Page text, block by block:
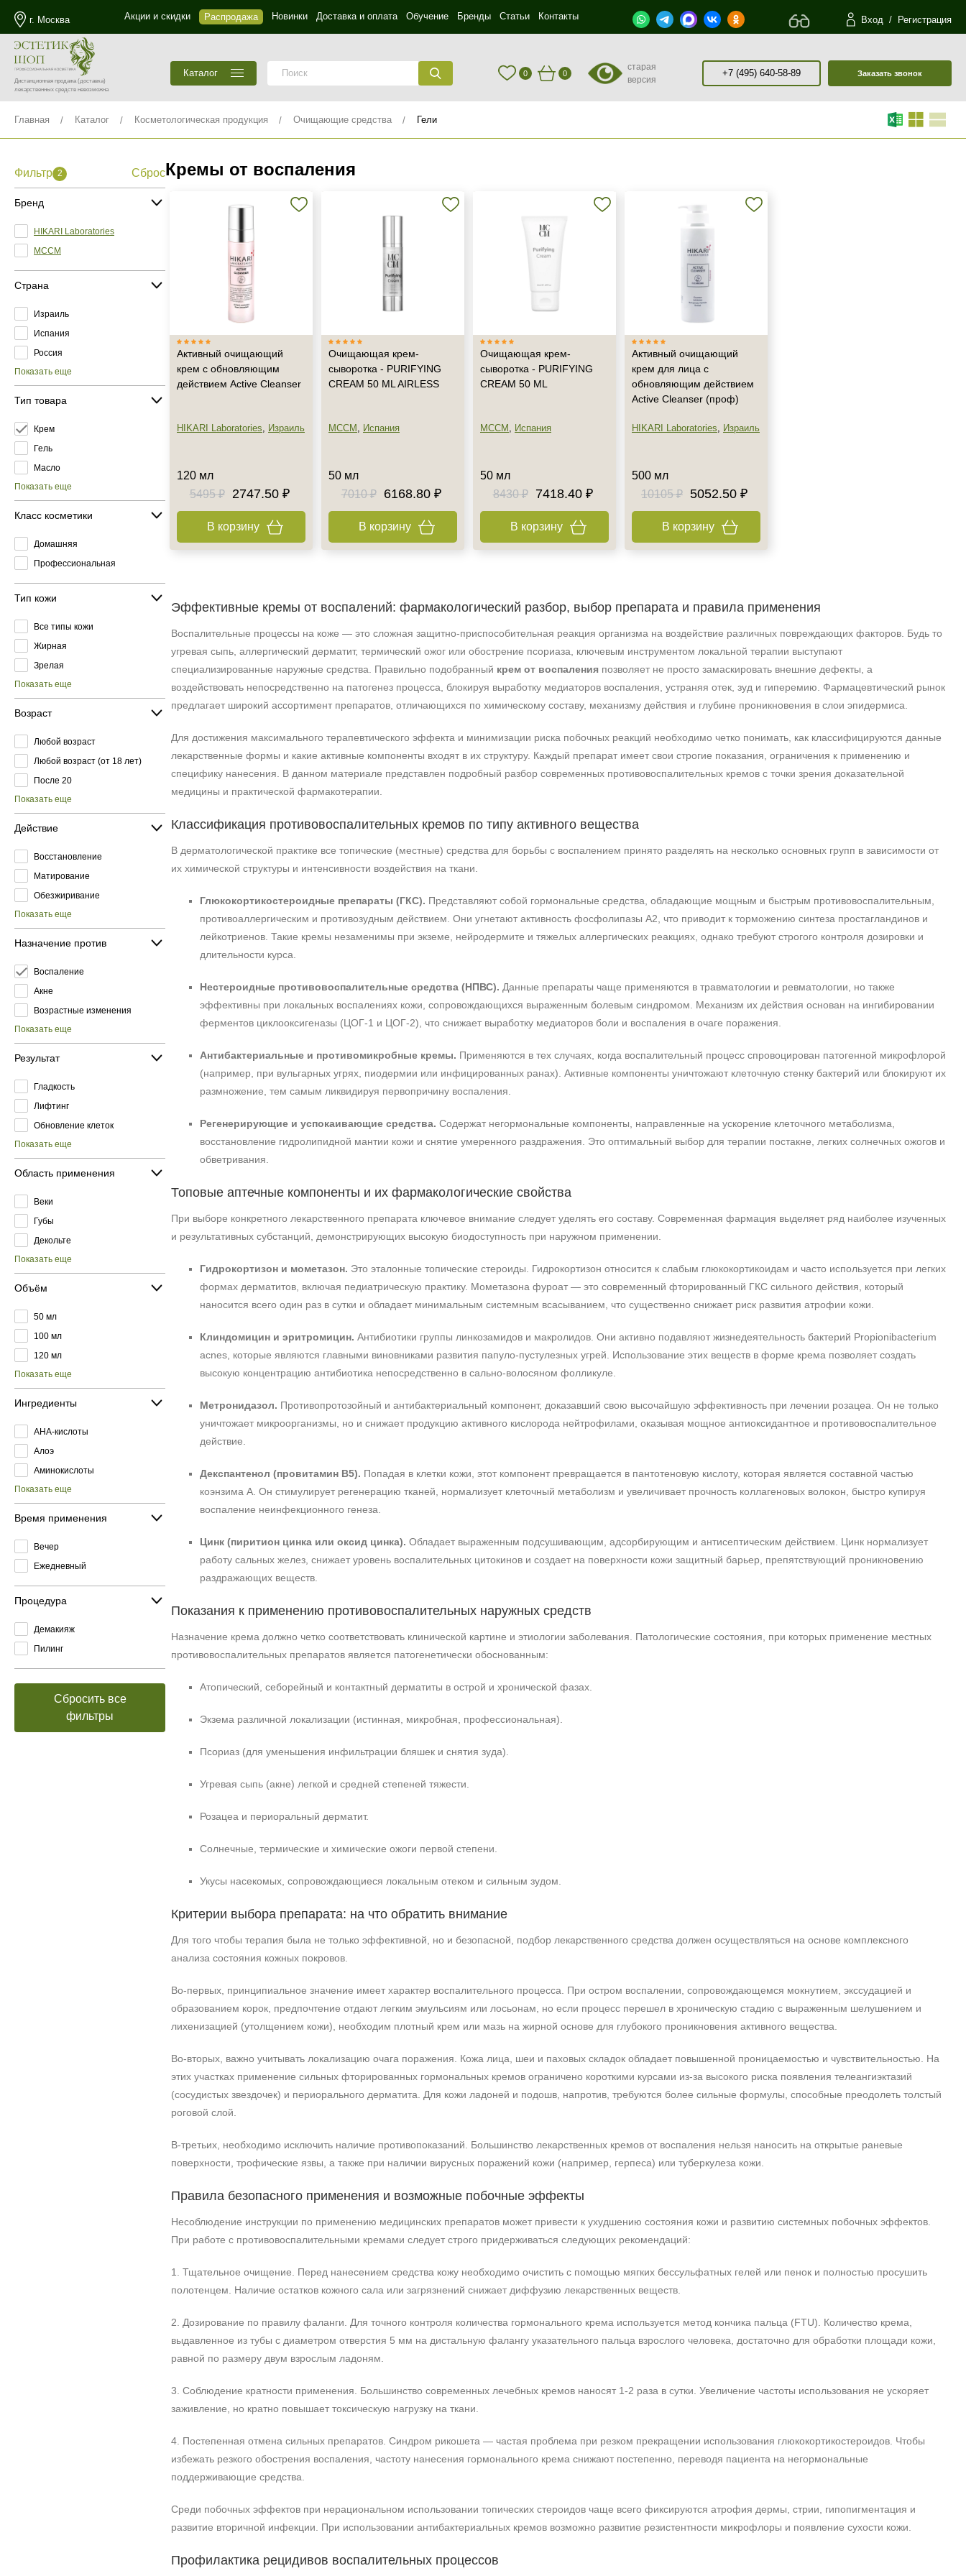
г. Москва Акции и скидки Распродажа Новинки Доставка и оплата Обучение Бренды Статьи Контакты Вход / Регистрация
Дистанционная продажа(доставка)
лекарственных средств невозможна
Каталог 0 0
старая
версия
+7 (495) 640-58-89 Заказать звонок
Главная Каталог Косметологическая продукция Очищающие средства Гели
Фильтр 2 Сброс
Бренд
HIKARI Laboratories
MCCM
Страна
Израиль
Испания
Россия
Показать еще
Тип товара
Крем
Гель
Масло
Показать еще
Класс косметики
Домашняя
Профессиональная
Тип кожи
Все типы кожи
Жирная
Зрелая
Показать еще
Возраст
Любой возраст
Любой возраст (от 18 лет)
После 20
Показать еще
Действие
Восстановление
Матирование
Обезжиривание
Показать еще
Назначение против
Воспаление
Акне
Возрастные изменения
Показать еще
Результат
Гладкость
Лифтинг
Обновление клеток
Показать еще
Область применения
Веки
Губы
Декольте
Показать еще
Объём
50 мл
100 мл
120 мл
Показать еще
Ингредиенты
AHA-кислоты
Алоэ
Аминокислоты
Показать еще
Время применения
Вечер
Ежедневный
Процедура
Демакияж
Пилинг
Сбросить все
фильтры
Кремы от воспаления
Активный очищающий
крем с обновляющим
действием Active Cleanser
HIKARI Laboratories, Израиль
120 мл
5495 ₽
2747.50 ₽
В корзину
Очищающая крем-
сыворотка - PURIFYING
CREAM 50 ML AIRLESS
MCCM , Испания
50 мл
7010 ₽
6168.80 ₽
В корзину
Очищающая крем-
сыворотка - PURIFYING
CREAM 50 ML
MCCM , Испания
50 мл
8430 ₽
7418.40 ₽
В корзину
Активный очищающий
крем для лица с
обновляющим действием
Active Cleanser (проф)
HIKARI Laboratories, Израиль
500 мл
10105 ₽ 5052.50 ₽
В корзину
Эффективные кремы от воспалений: фармакологический разбор, выбор препарата и правила применения
Воспалительные процессы на коже — это сложная защитно-приспособительная реакция организма на воздействие различных повреждающих факторов. Будь то
угревая сыпь, аллергический дерматит, термический ожог или обострение псориаза, ключевым инструментом локальной терапии выступают
специализированные наружные средства. Правильно подобранный крем от воспаления позволяет не просто замаскировать внешние дефекты, а
воздействовать непосредственно на патогенез процесса, блокируя выработку медиаторов воспаления, устраняя отек, зуд и гиперемию. Фармацевтический рынок
предлагает широкий ассортимент препаратов, отличающихся по химическому составу, механизму действия и глубине проникновения в слои эпидермиса.
Для достижения максимального терапевтического эффекта и минимизации риска побочных реакций необходимо четко понимать, как классифицируются данные
лекарственные формы и какие активные компоненты входят в их структуру. Каждый препарат имеет свои строгие показания, ограничения к применению и
специфику нанесения. В данном материале представлен подробный разбор современных противовоспалительных кремов с точки зрения доказательной
медицины и практической фармакотерапии.
Классификация противовоспалительных кремов по типу активного вещества
В дерматологической практике все топические (местные) средства для борьбы с воспалением принято разделять на несколько основных групп в зависимости от
их химической структуры и интенсивности воздействия на ткани.
Глюкокортикостероидные препараты (ГКС). Представляют собой гормональные средства, обладающие мощным и быстрым противовоспалительным,
противоаллергическим и противозудным действием. Они угнетают активность фосфолипазы А2, что приводит к торможению синтеза простагландинов и
лейкотриенов. Такие кремы незаменимы при экземе, нейродермите и тяжелых аллергических реакциях, однако требуют строгого контроля дозировки и
длительности курса.
Нестероидные противовоспалительные средства (НПВС). Данные препараты чаще применяются в травматологии и ревматологии, но также
эффективны при локальных воспалениях кожи, сопровождающихся выраженным болевым синдромом. Механизм их действия основан на ингибировании
ферментов циклооксигеназы (ЦОГ-1 и ЦОГ-2), что снижает выработку медиаторов боли и воспаления в очаге поражения.
Антибактериальные и противомикробные кремы. Применяются в тех случаях, когда воспалительный процесс спровоцирован патогенной микрофлорой
(например, при вульгарных угрях, пиодермии или инфицированных ранах). Активные компоненты уничтожают клеточную стенку бактерий или блокируют их
размножение, тем самым ликвидируя первопричину воспаления.
Регенерирующие и успокаивающие средства. Содержат негормональные компоненты, направленные на ускорение клеточного метаболизма,
восстановление гидролипидной мантии кожи и снятие умеренного раздражения. Это оптимальный выбор для терапии постакне, легких солнечных ожогов и
обветривания.
Топовые аптечные компоненты и их фармакологические свойства
При выборе конкретного лекарственного препарата ключевое внимание следует уделять его составу. Современная фармация выделяет ряд наиболее изученных
и результативных субстанций, демонстрирующих высокую биодоступность при наружном применении.
Гидрокортизон и мометазон. Это эталонные топические стероиды. Гидрокортизон относится к слабым глюкокортикоидам и часто используется при легких
формах дерматитов, включая педиатрическую практику. Мометазона фуроат — это современный фторированный ГКС сильного действия, который
наносится всего один раз в сутки и обладает минимальным системным всасыванием, что существенно снижает риск развития атрофии кожи.
Клиндомицин и эритромицин. Антибиотики группы линкозамидов и макролидов. Они активно подавляют жизнедеятельность бактерий Propionibacterium
acnes, которые являются главными виновниками развития папуло-пустулезных угрей. Использование этих веществ в форме крема позволяет создать
высокую концентрацию антибиотика непосредственно в сально-волосяном фолликуле.
Метронидазол. Противопротозойный и антибактериальный компонент, доказавший свою высочайшую эффективность при лечении розацеа. Он не только
уничтожает микроорганизмы, но и снижает продукцию активного кислорода нейтрофилами, оказывая мощное антиоксидантное и противовоспалительное
действие.
Декспантенол (провитамин B5). Попадая в клетки кожи, этот компонент превращается в пантотеновую кислоту, которая является составной частью
коэнзима А. Он стимулирует регенерацию тканей, нормализует клеточный метаболизм и увеличивает прочность коллагеновых волокон, быстро купируя
воспаление неинфекционного генеза.
Цинк (пиритион цинка или оксид цинка). Обладает выраженным подсушивающим, адсорбирующим и антисептическим действием. Цинк нормализует
работу сальных желез, снижает уровень воспалительных цитокинов и создает на поверхности кожи защитный барьер, препятствующий проникновению
раздражающих веществ.
Показания к применению противовоспалительных наружных средств
Назначение крема должно четко соответствовать клинической картине и этиологии заболевания. Патологические состояния, при которых применение местных
противовоспалительных препаратов является патогенетически обоснованным:
Атопический, себорейный и контактный дерматиты в острой и хронической фазах.
Экзема различной локализации (истинная, микробная, профессиональная).
Псориаз (для уменьшения инфильтрации бляшек и снятия зуда).
Угревая сыпь (акне) легкой и средней степеней тяжести.
Розацеа и периоральный дерматит.
Солнечные, термические и химические ожоги первой степени.
Укусы насекомых, сопровождающиеся локальным отеком и сильным зудом.
Критерии выбора препарата: на что обратить внимание
Для того чтобы терапия была не только эффективной, но и безопасной, подбор лекарственного средства должен осуществляться на основе комплексного
анализа состояния кожных покровов.
Во-первых, принципиальное значение имеет характер воспалительного процесса. При остром воспалении, сопровождающемся мокнутием, экссудацией и
образованием корок, предпочтение отдают легким эмульсиям или лосьонам, но если процесс перешел в хроническую стадию с выраженным шелушением и
лихенизацией (утолщением кожи), необходим плотный крем или мазь на жирной основе для глубокого проникновения активного вещества.
Во-вторых, важно учитывать локализацию очага поражения. Кожа лица, шеи и паховых складок обладает повышенной проницаемостью и чувствительностью. На
этих участках применение сильных фторированных гормональных кремов ограничено короткими курсами из-за высокого риска появления телеангиэктазий
(сосудистых звездочек) и периорального дерматита. Для кожи ладоней и подошв, напротив, требуются более сильные формулы, способные преодолеть толстый
роговой слой.
В-третьих, необходимо исключить наличие противопоказаний. Большинство лекарственных кремов от воспаления нельзя наносить на открытые раневые
поверхности, трофические язвы, а также при наличии вирусных поражений кожи (например, герпеса) или туберкулеза кожи.
Правила безопасного применения и возможные побочные эффекты
Несоблюдение инструкции по применению медицинских препаратов может привести к ухудшению состояния кожи и развитию системных побочных эффектов.
При работе с противовоспалительными кремами следует строго придерживаться следующих рекомендаций:
1. Тщательное очищение. Перед нанесением средства кожу необходимо очистить с помощью мягких бессульфатных гелей или пенок и полностью просушить
полотенцем. Наличие остатков кожного сала или загрязнений снижает диффузию лекарственных веществ.
2. Дозирование по правилу фаланги. Для точного контроля количества гормонального крема используется метод кончика пальца (FTU). Количество крема,
выдавленное из тубы с диаметром отверстия 5 мм на дистальную фалангу указательного пальца взрослого человека, достаточно для обработки площади кожи,
равной по размеру двум взрослым ладоням.
3. Соблюдение кратности применения. Большинство современных лечебных кремов наносят 1-2 раза в сутки. Увеличение частоты использования не ускоряет
заживление, но кратно повышает токсическую нагрузку на ткани.
4. Постепенная отмена сильных препаратов. Синдром рикошета — частая проблема при резком прекращении использования глюкокортикостероидов. Чтобы
избежать резкого обострения воспаления, частоту нанесения гормонального крема снижают постепенно, переводя пациента на негормональные
поддерживающие средства.
Среди побочных эффектов при нерациональном использовании топических стероидов чаще всего фиксируются атрофия дермы, стрии, гипопигментация и
развитие вторичной инфекции. При использовании антибактериальных кремов возможно развитие резистентности микрофлоры и появление сухости кожи.
Профилактика рецидивов воспалительных процессов
+7 (495) 640-58-89
+7 (929) 933-09-89